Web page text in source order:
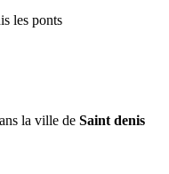
les ponts
la ville de Saint denis